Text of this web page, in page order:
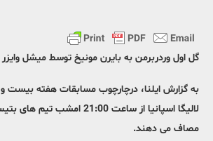
گل اول وردربرمن به بایرن مونیخ توسط میشل وایزر در
به گزارش ایلنا، درچارچوب مسابقات هفته بیست
لالیگا اسپانیا از ساعت 21:00
مصاف می دهند.